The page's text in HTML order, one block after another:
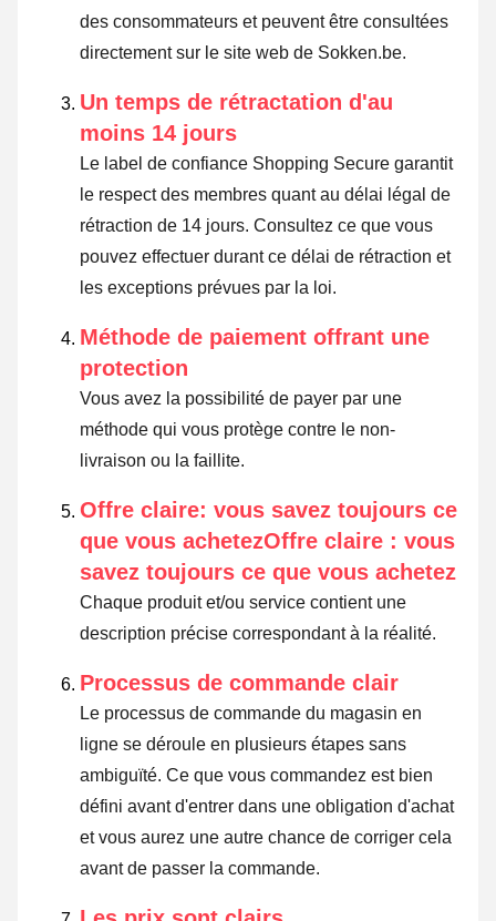
des consommateurs et peuvent être consultées
directement sur le site web de Sokken.be.
Un temps de rétractation d'au
moins 14 jours
Le label de confiance Shopping Secure garantit
le respect des membres quant au délai légal de
rétraction de 14 jours. Consultez ce que vous
pouvez effectuer durant ce délai de rétraction et
les exceptions prévues par la loi.
Méthode de paiement offrant une
protection
Vous avez la possibilité de payer par une
méthode qui vous protège contre le non-
livraison ou la faillite.
Offre claire: vous savez toujours ce
que vous achetezOffre claire : vous
savez toujours ce que vous achetez
Chaque produit et/ou service contient une
description précise correspondant à la réalité.
Processus de commande clair
Le processus de commande du magasin en
ligne se déroule en plusieurs étapes sans
ambiguïté. Ce que vous commandez est bien
défini avant d'entrer dans une obligation d'achat
et vous aurez une autre chance de corriger cela
avant de passer la commande.